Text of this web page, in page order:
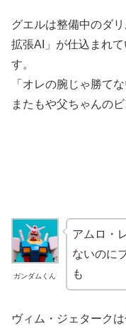
グエルは整備中のダ
拡張AI」が仕込まれ
す。
「オレの腕じゃ勝て
またもや父ちゃんの
ガンダムくん
アムロ・
ないのに
も
ヴィム・ジェターク